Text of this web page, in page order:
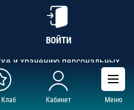
Кабинет Меню
ВОЙТИ
и хранению персональных
ОГРН 1142300002349,